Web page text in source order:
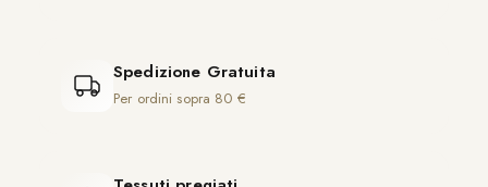
Spedizione Gratuita
Per ordini sopra 80 €